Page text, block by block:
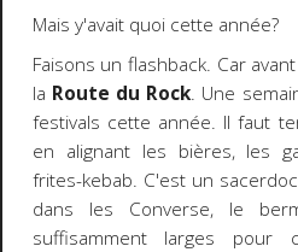
Mais y'avait quoi cette année?
Faisons un flashback. Car avant
la Route du Rock. Une
festivals cette année. Il faut
en alignant les bières, les
frites-kebab. C'est un
dans les Converse, le
suffisamment larges pour